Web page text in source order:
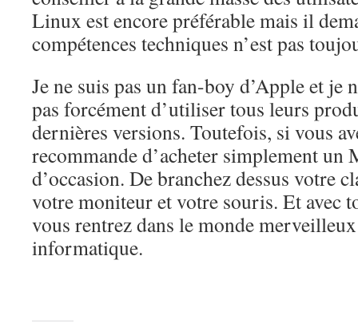
Linux est encore préférable mais il
compétences techniques n’est pas
Je ne suis pas un fan-boy d’Apple et je
pas forcément d’utiliser tous leurs
dernières versions. Toutefois, si vous
recommande d’acheter simplement un
d’occasion. De branchez dessus votre
votre moniteur et votre souris. Et avec
vous rentrez dans le monde
informatique.